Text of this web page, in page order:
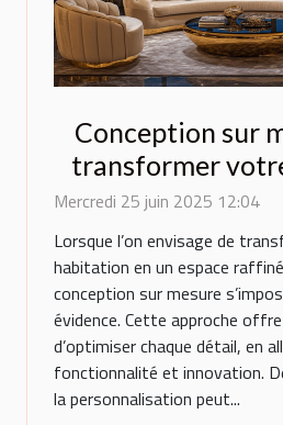
Conception sur
transformer
espace de
Mercredi 25 juin 2025 12:04
Lorsque l’on envisage de
habitation en un espace
conception sur mesure
évidence. Cette approche
d’optimiser chaque détail, en
fonctionnalité et innovation.
la personnalisation peut...